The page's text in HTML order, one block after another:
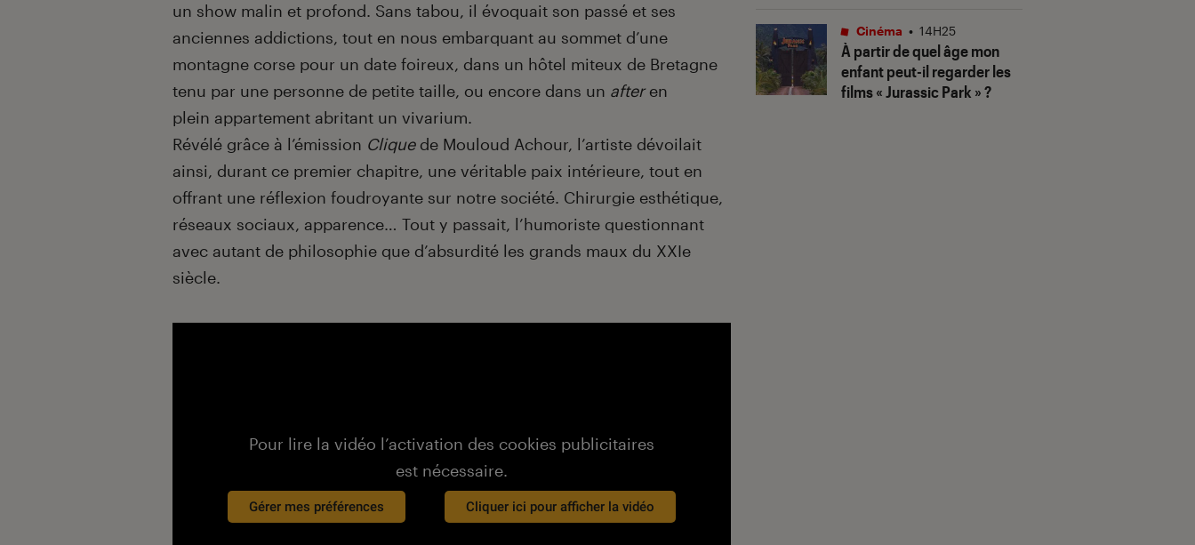
un show malin et profond. Sans tabou, il évoquait son passé et ses
anciennes addictions, tout en nous embarquant au sommet d’une
montagne corse pour un date foireux, dans un hôtel miteux de Bretagne
tenu par une personne de petite taille, ou encore dans un afteren
plein appartement abritant un vivarium.
Révélé grâce à l’émission Clique de Mouloud Achour, l’artiste dévoilait
ainsi, durant ce premier chapitre, une véritable paix intérieure, tout en
offrant une réflexion foudroyante sur notre société. Chirurgie esthétique,
réseaux sociaux, apparence… Tout y passait, l’humoriste questionnant
avec autant de philosophie que d’absurdité les grands maux du XXIe
siècle.
Pour lire la vidéo l’activation des cookies publicitaires
est nécessaire.
Gérer mes préférences Cliquer ici pour afficher la vidéo
À partir de quel âge mon
enfant peut-il regarder les
films « Jurassic Park » ?
Cinéma • 14H25